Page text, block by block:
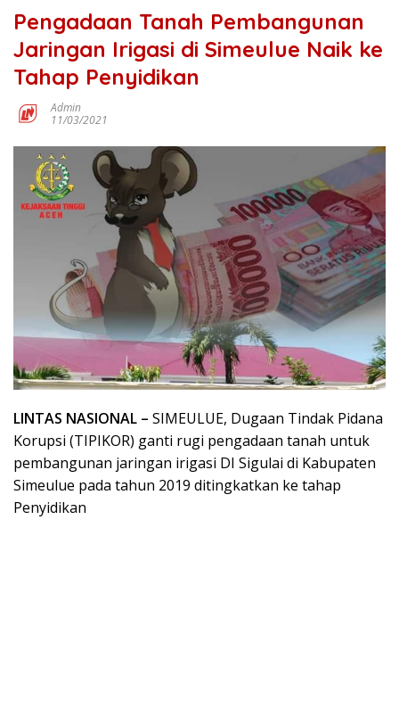
Pengadaan Tanah Pembangunan
Jaringan Irigasi di Simeulue Naik ke
Tahap Penyidikan
Admin
11/03/2021
LINTAS NASIONAL – SIMEULUE, Dugaan Tindak Pidana
Korupsi (TIPIKOR) ganti rugi pengadaan tanah untuk
pembangunan jaringan irigasi DI Sigulai di Kabupaten
Simeulue pada tahun 2019 ditingkatkan ke tahap
Penyidikan